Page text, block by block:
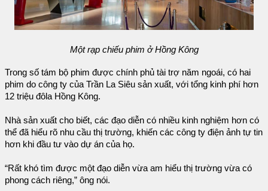
Một rạp chiếu phim ở Hồng Kông
Trong số tám bộ phim được chính phủ tài trợ năm ngoái, có hai
phim do công ty của Trần La Siêu sản xuất, với tổng kinh phí hơn
12 triệu đôla Hồng Kông.
Nhà sản xuất cho biết, các đạo diễn có nhiều kinh nghiệm hơn có
thể đã hiểu rõ nhu cầu thị trường, khiến các công ty điện ảnh tự tin
hơn khi đầu tư vào dự án của họ.
“Rất khó tìm được một đạo diễn vừa am hiểu thị trường vừa có
phong cách riêng,” ông nói.